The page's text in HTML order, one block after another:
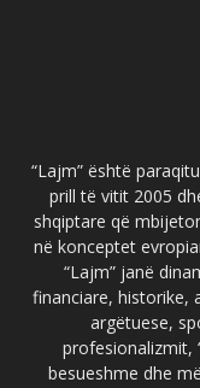
“Lajm” është
prill të vitit 2005
shqiptare që
në konceptet
“Lajm” janë
financiare, historike,
argëtuese,
profesionalizmit,
besueshme dhe